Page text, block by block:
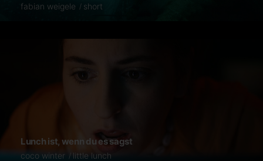
fabian weigele short
Lunch ist, wenn du es sagst
coco winter little lunch